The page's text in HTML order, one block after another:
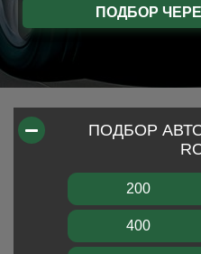
ПОДБОР
ПОДБОР
200
400